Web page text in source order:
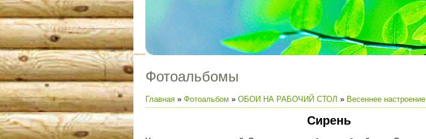
Фотоальбомы
Главная » Фотоальбом » ОБОИ НА РАБОЧИЙ СТОЛ » Весеннее настроение
Сирень